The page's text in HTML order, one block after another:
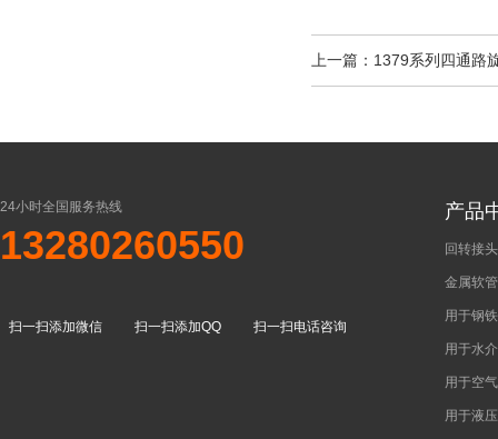
上一篇： 1379系列四通路
24小时全国服务热线
13280260550
扫一扫添加微信 扫一扫添加QQ 扫一扫电话咨询
产品
回转接
金属软
用于钢
用于水
用于空
用于液